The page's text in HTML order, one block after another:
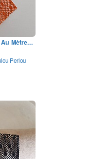
Mètre...
Perlou